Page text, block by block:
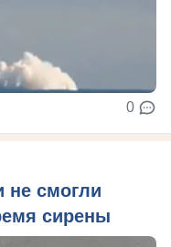
0
не смогли
сирены